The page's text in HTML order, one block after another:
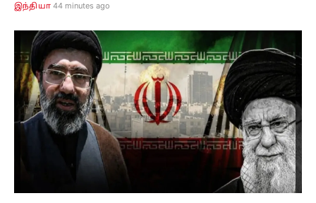
இந்தியா 44 minutes ago